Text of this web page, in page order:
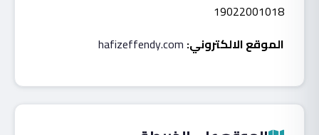
19022001018
الموقع الالكتروني: hafizeffendy.com